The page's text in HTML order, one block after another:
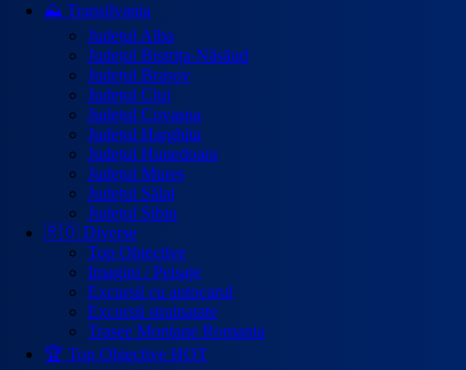
⛰️ Transilvania
Județul Alba
Județul Bistrița-Năsăud
Județul Brașov
Județul Cluj
Județul Covasna
Județul Harghita
Județul Hunedoara
Județul Mureș
Județul Sălaj
Județul Sibiu
🇷🇴 Diverse
Top Obiective
Imagini / Peisaje
Excursii cu autocarul
Excursii strainatate
Trasee Montane Romania
🏆 Top Obiective HOT